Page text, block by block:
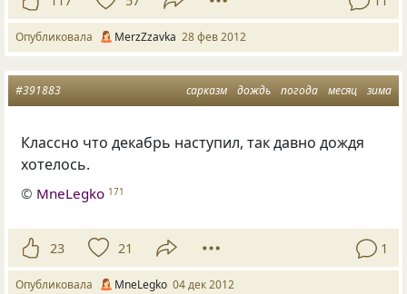
Опубликовала MerzZzavka 28 фев 2012
сарказм дождь погода месяц зима
#391883
Классно что декабрь наступил, так давно дождя
хотелось.
© MneLegko 171
23 21 1
Опубликовала MneLegko 04 дек 2012